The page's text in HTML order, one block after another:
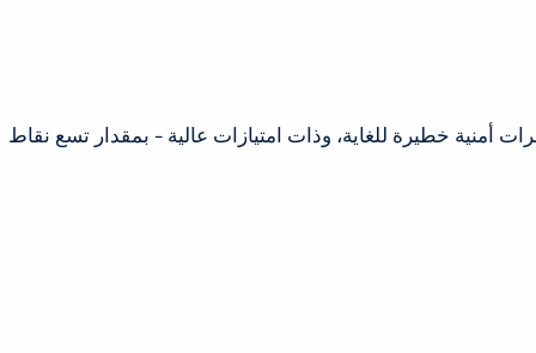
أمنية خطيرة للغاية، وذات امتيازات عالية - بمقدار تسع نقاط